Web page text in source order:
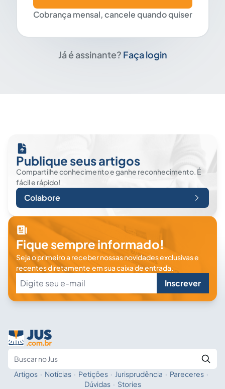
Cobrança mensal, cancele quando quiser
Já é assinante? Faça login
Publique seus artigos
Compartilhe conhecimento e ganhe reconhecimento. É
fácil e rápido!
Colabore
Fique sempre informado!
Seja o primeiro a receber nossas novidades exclusivas e
recentes diretamente em sua caixa de entrada.
Inscrever
Fale com a IA
Artigos · Notícias · Petições · Jurisprudência · Pareceres ·
Dúvidas · Stories